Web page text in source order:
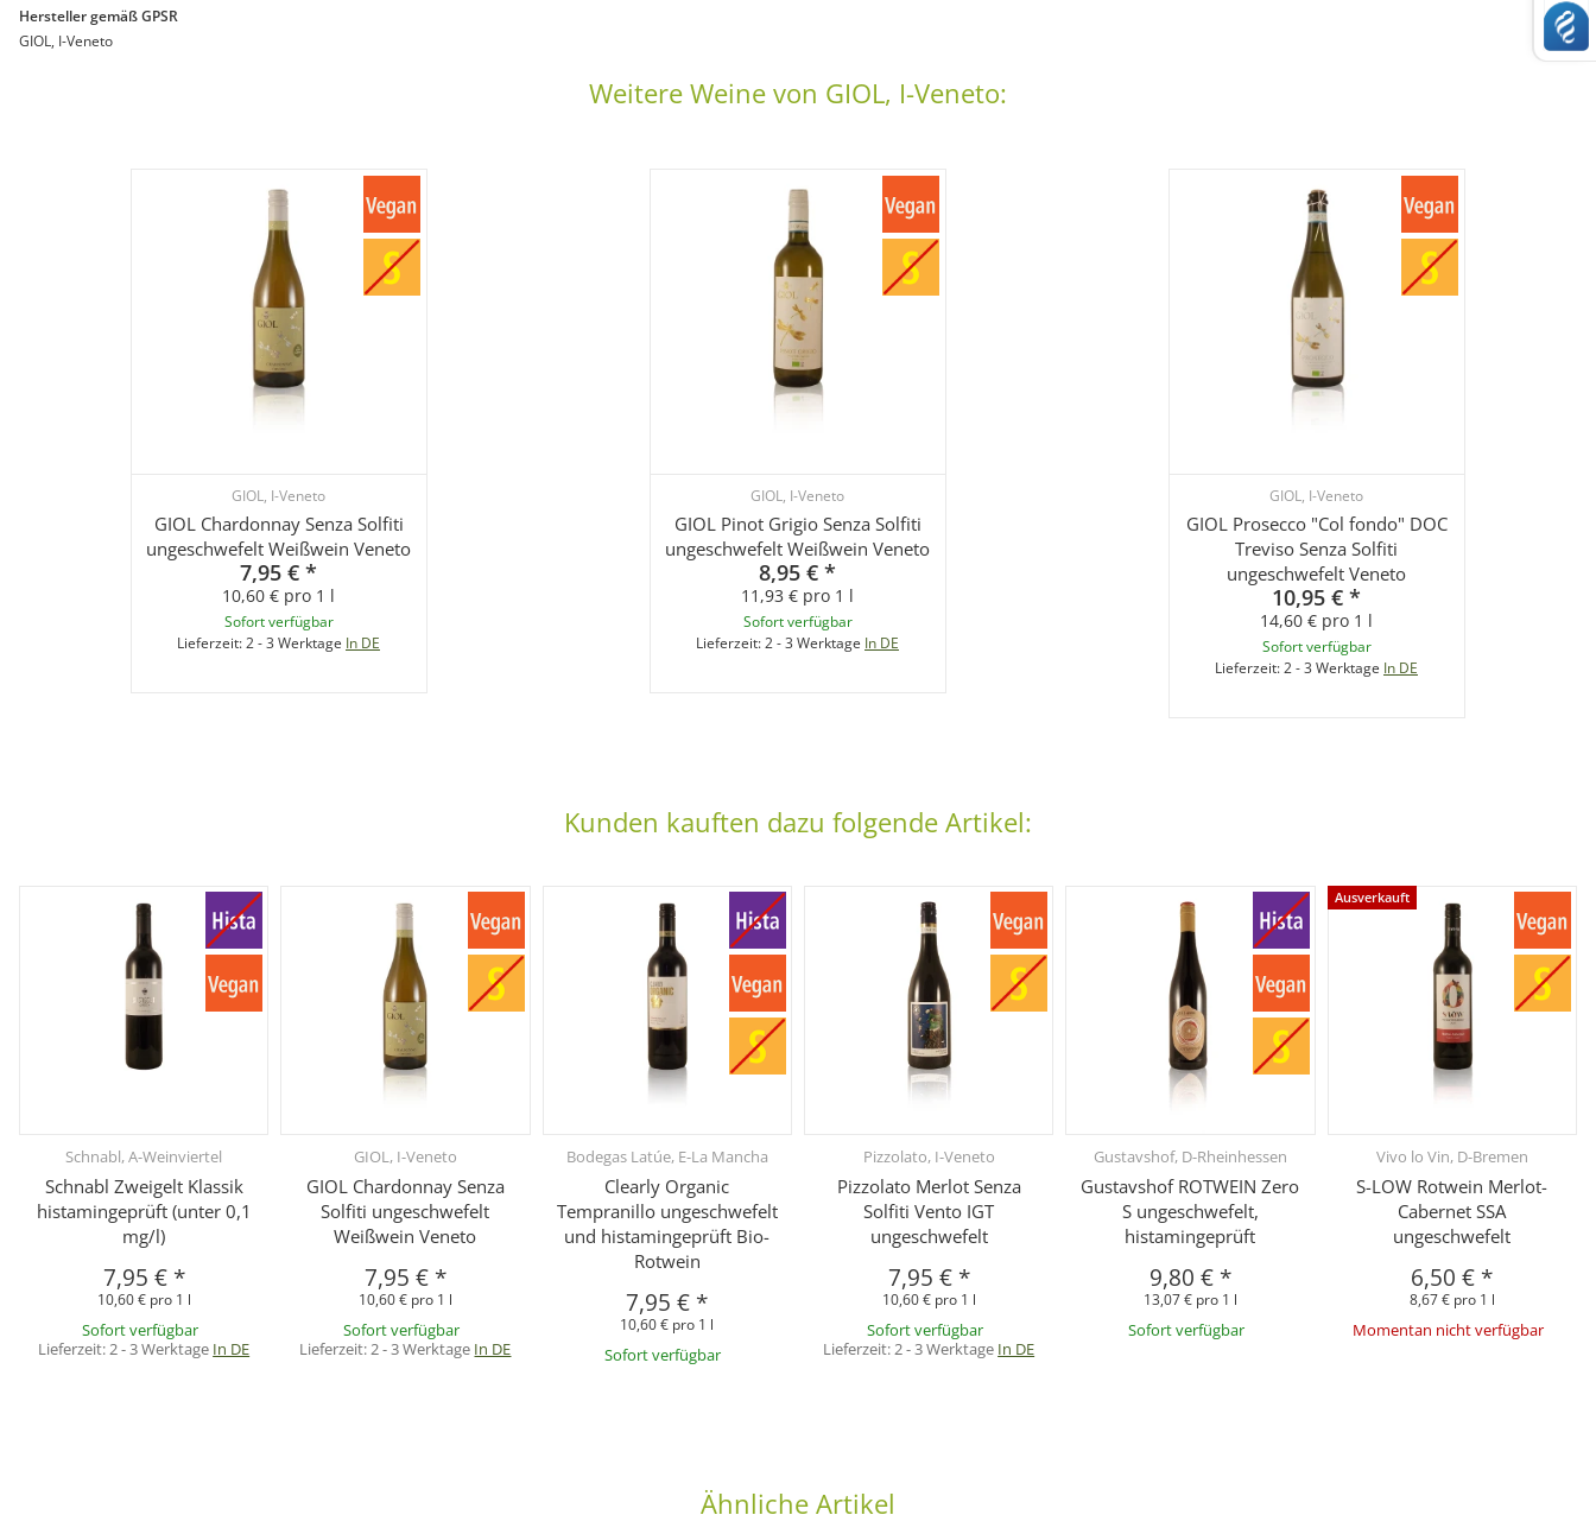
Hersteller gemäß GPSR
GIOL, I-Veneto
Weitere Weine von GIOL, I-Veneto:
GIOL, I-Veneto
GIOL Chardonnay Senza Solfiti
ungeschwefelt Weißwein Veneto
7,95 € *
10,60 € pro 1 l
Sofort verfügbar
Lieferzeit:2 - 3 Werktage In DE
GIOL, I-Veneto
GIOL Pinot Grigio Senza Solfiti
ungeschwefelt Weißwein Veneto
8,95 € *
11,93 € pro 1 l
Sofort verfügbar
Lieferzeit:2 - 3 Werktage In DE
GIOL, I-Veneto
GIOL Prosecco "Col fondo" DOC
Treviso Senza Solfiti
ungeschwefelt Veneto
10,95 € *
14,60 € pro 1 l
Sofort verfügbar
Lieferzeit:2 - 3 Werktage In DE
Kunden kauften dazu folgende Artikel:
Schnabl, A-Weinviertel
Schnabl Zweigelt Klassik
histamingeprüft (unter 0,1
mg/l)
7,95 € *
10,60 € pro 1 l
Sofort verfügbar
Lieferzeit:2 - 3 Werktage In DE
GIOL, I-Veneto
GIOL Chardonnay Senza
Solfiti ungeschwefelt
Weißwein Veneto
7,95 € *
10,60 € pro 1 l
Sofort verfügbar
Lieferzeit:2 - 3 Werktage In DE
Bodegas Latúe, E-La Mancha
Clearly Organic
Tempranillo ungeschwefelt
und histamingeprüft Bio-
Rotwein
7,95 € *
10,60 € pro 1 l
Sofort verfügbar
Pizzolato, I-Veneto
Pizzolato Merlot Senza
Solfiti Vento IGT
ungeschwefelt
7,95 € *
10,60 € pro 1 l
Sofort verfügbar
Lieferzeit:2 - 3 Werktage In DE
Gustavshof, D-Rheinhessen
Gustavshof ROTWEIN Zero
S ungeschwefelt,
histamingeprüft
9,80 € *
13,07 € pro 1 l
Sofort verfügbar
Ausverkauft
Vivo lo Vin, D-Bremen
S-LOW Rotwein Merlot-
Cabernet SSA
ungeschwefelt
6,50 € *
8,67 € pro 1 l
Momentan nicht verfügbar
Ähnliche Artikel